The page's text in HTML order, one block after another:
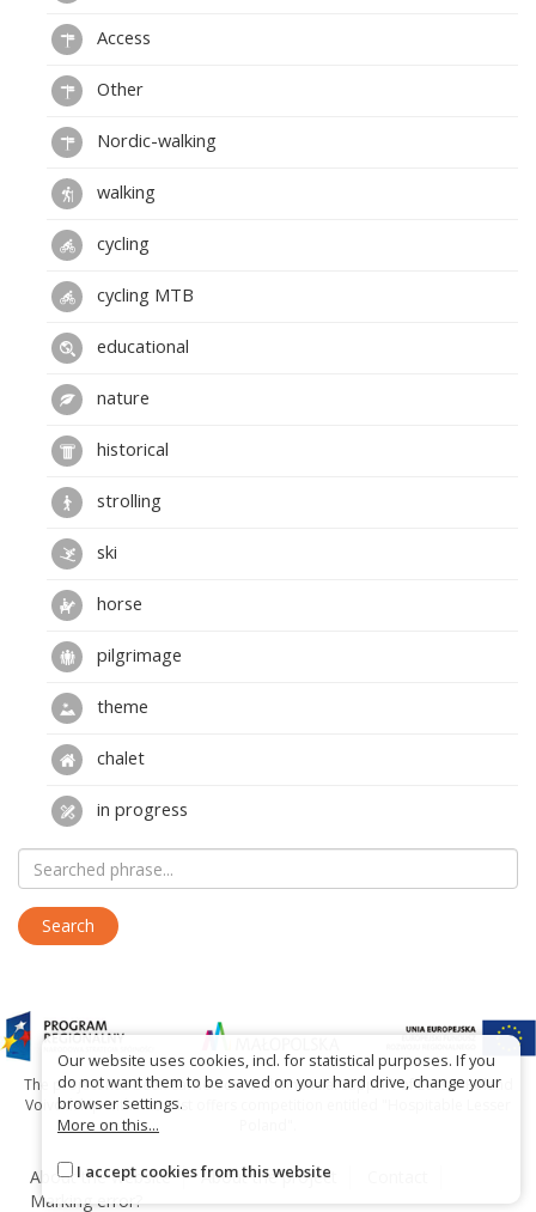
Access
Other
Nordic-walking
walking
cycling
cycling MTB
educational
nature
historical
strolling
ski
horse
pilgrimage
theme
chalet
in progress
The project has been carried out with financial support of Lesser Poland
Voivodship within tourist offers competition entitled "Hospitable Lesser
About the website About the project
Marking error?
Our website uses cookies, incl. for statistical purposes. If you
do not want them to be saved on your hard drive, change your
browser settings.
More on this...
I accept cookies from this website